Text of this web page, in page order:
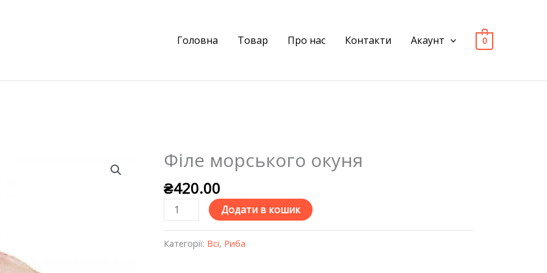
Головна Товар Про нас Контакти Акаунт 0
Філе морського окуня
₴420.00
Філе
морського
окуня
кількість
Додати в кошик
Категорії: Всі, Риба